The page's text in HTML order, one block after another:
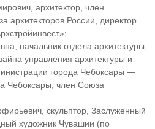
архитектор, член
России, директор
начальник отдела архитектуры,
управления архитектуры и
города Чебоксары —
Чебоксары, член Союза
скульптор, Заслуженный
художник Чувашии (по